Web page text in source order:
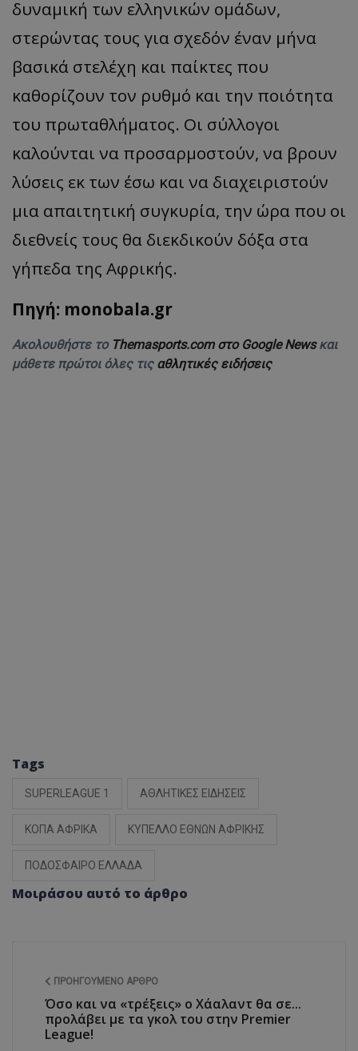
δυναμική των ελληνικών ομάδων,
στερώντας τους για σχεδόν έναν μήνα
βασικά στελέχη και παίκτες που
καθορίζουν τον ρυθμό και την ποιότητα
του πρωταθλήματος. Οι σύλλογοι
καλούνται να προσαρμοστούν, να βρουν
λύσεις εκ των έσω και να διαχειριστούν
μια απαιτητική συγκυρία, την ώρα που οι
διεθνείς τους θα διεκδικούν δόξα στα
γήπεδα της Αφρικής.
Πηγή: monobala.gr
Ακολουθήστε το Themasports.com στο Google Newsκαι
μάθετε πρώτοι όλες τις αθλητικές ειδήσεις
Tags
SUPERLEAGUE 1 ΑΘΛΗΤΙΚΕΣ ΕΙΔΗΣΕΙΣ
ΚΟΠΑ ΑΦΡΙΚΑ ΚΥΠΕΛΛΟ ΕΘΝΩΝ ΑΦΡΙΚΗΣ
ΠΟΔΟΣΦΑΙΡΟ ΕΛΛΑΔΑ
Μοιράσου αυτό το άρθρο
ΠΡΟΗΓΟΎΜΕΝΟ ΆΡΘΡΟ
Όσο και να «τρέξεις» ο Χάαλαντ θα σε...
προλάβει με τα γκολ του στην Premier
League!